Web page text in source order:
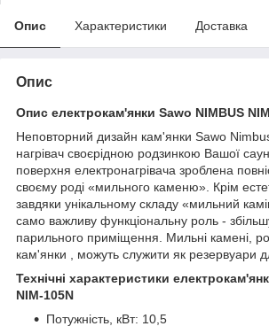
Опис Характеристики Доставка
Опис
Опис електрокам'янки Sawo NIMBUS
Неповторний дизайн кам'янки Sawo
нагрівач своєрідною родзинкою Вашої
поверхня електронагрівача зроблена
своєму роді «мильного каменю». Крім
завдяки унікальному складу «мильний
само важливу функціональну роль -
парильного приміщення. Мильні камені,
кам'янки , можуть служити як резервуари
Технічні характеристики
NIM-105N
Потужність, кВт: 10,5